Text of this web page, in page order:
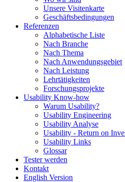
Unsere Visitenkarte
Geschäftsbedingungen
Referenzen
Alphabetische Liste
Nach Branche
Nach Thema
Nach Anwendungsgebiet
Nach Leistung
Lehrtätigkeiten
Forschungsprojekte
Usability Know-how
Warum Usability?
Usability Engineering
Usability Analyse
Usability - Return on
Usability Links
Glossar
Tester werden
Kontakt
English Version